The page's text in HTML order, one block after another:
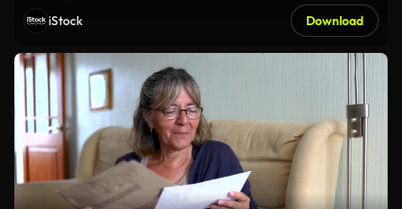
iStock Download